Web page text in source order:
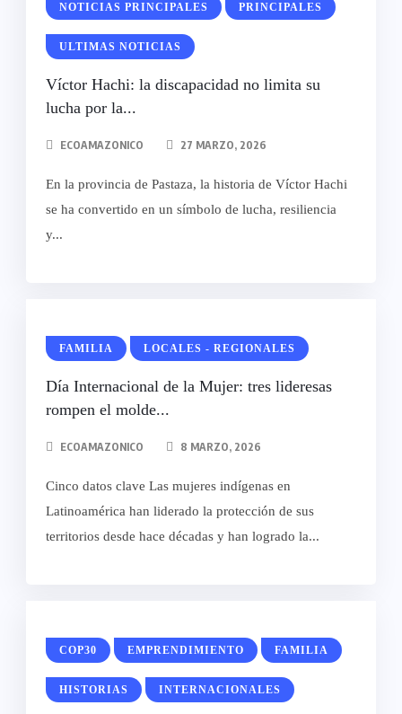
NOTICIAS PRINCIPALES PRINCIPALES
ULTIMAS NOTICIAS
Víctor Hachi: la discapacidad no limita su
lucha por la...
ECOAMAZONICO 27 MARZO, 2026
En la provincia de Pastaza, la historia de Víctor Hachi
se ha convertido en un símbolo de lucha, resiliencia
y...
FAMILIA LOCALES - REGIONALES
Día Internacional de la Mujer: tres lideresas
rompen el molde...
ECOAMAZONICO 8 MARZO, 2026
Cinco datos clave Las mujeres indígenas en
Latinoamérica han liderado la protección de sus
territorios desde hace décadas y han logrado la...
COP30 EMPRENDIMIENTO FAMILIA
HISTORIAS INTERNACIONALES